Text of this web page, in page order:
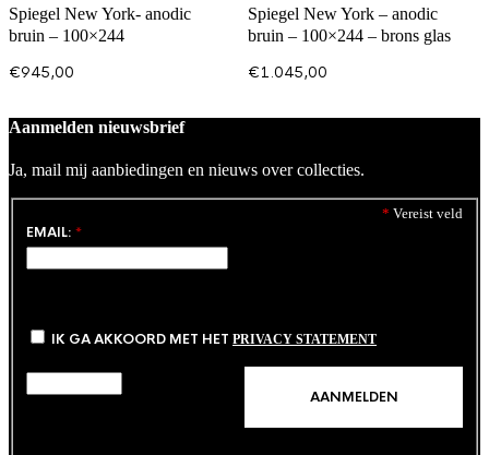
Spiegel New York- anodic
bruin – 100×244
€945,00
Spiegel New York – anodic
bruin – 100×244 – brons glas
€1.045,00
Aanmelden nieuwsbrief
Ja, mail mij aanbiedingen en nieuws over collecties.
* Vereist veld
EMAIL: *
IK GA AKKOORD MET HET PRIVACY STATEMENT